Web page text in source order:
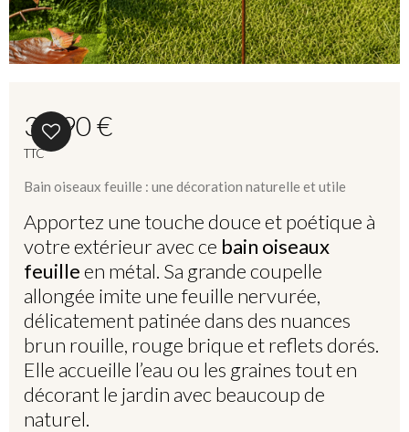
39,90 €
TTC
Bain oiseaux feuille : une décoration naturelle et utile
Apportez une touche douce et poétique à
votre extérieur avec ce bain oiseaux
feuilleen métal. Sa grande coupelle
allongée imite une feuille nervurée,
délicatement patinée dans des nuances
brun rouille, rouge brique et reflets dorés.
Elle accueille l’eau ou les graines tout en
décorant le jardin avec beaucoup de
naturel.